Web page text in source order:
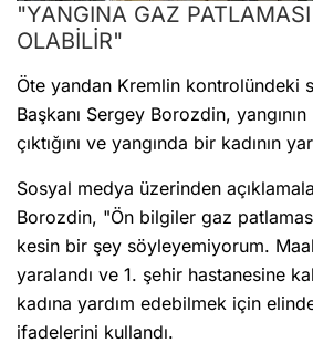
"YANGINA GAZ
OLABİLİR"
Öte yandan Kremlin kontrolündeki
Başkanı Sergey Borozdin,
çıktığını ve yangında bir kadının
Sosyal medya üzerinden
Borozdin, "Ön bilgiler gaz
kesin bir şey söyleyemiyorum.
yaralandı ve 1. şehir hastanesine
kadına yardım edebilmek için
ifadelerini kullandı.